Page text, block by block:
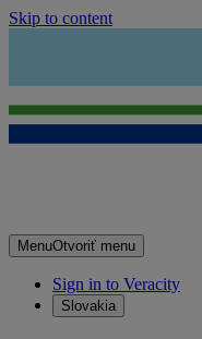
Skip to content
MenuOtvoriť menu
Sign in to Veracity
Slovakia